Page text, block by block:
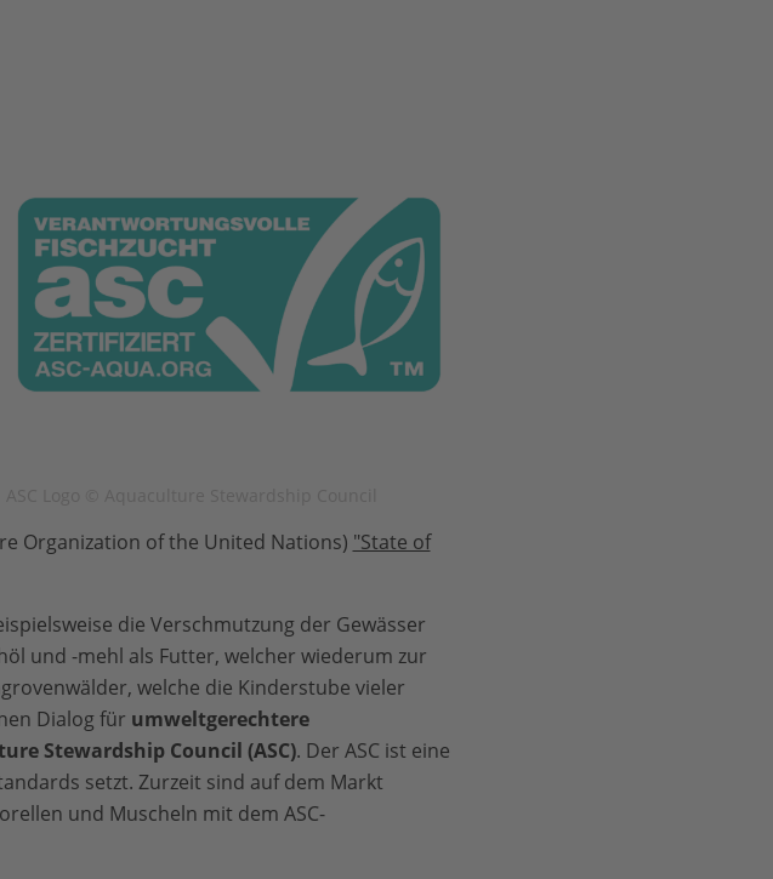
Organization of the United Nations) "State of
die Verschmutzung der Gewässer
und -mehl als Futter, welcher wiederum zur
welche die Kinderstube vieler
Dialog für umweltgerechtere
Stewardship Council (ASC). Der ASC ist eine
setzt. Zurzeit sind auf dem Markt
und Muscheln mit dem ASC-